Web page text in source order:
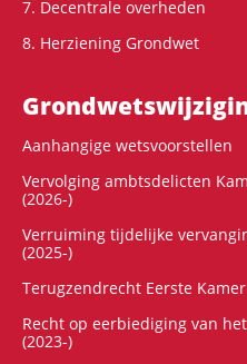
7. Decentrale overheden
8. Herziening Grondwet
Aanhangige wetsvoorstellen
Vervolging ambtsdelicten
(2026-)
Verruiming tijdelijke
(2025-)
Terugzendrecht Eerste
Recht op eerbiediging van
(2023-)